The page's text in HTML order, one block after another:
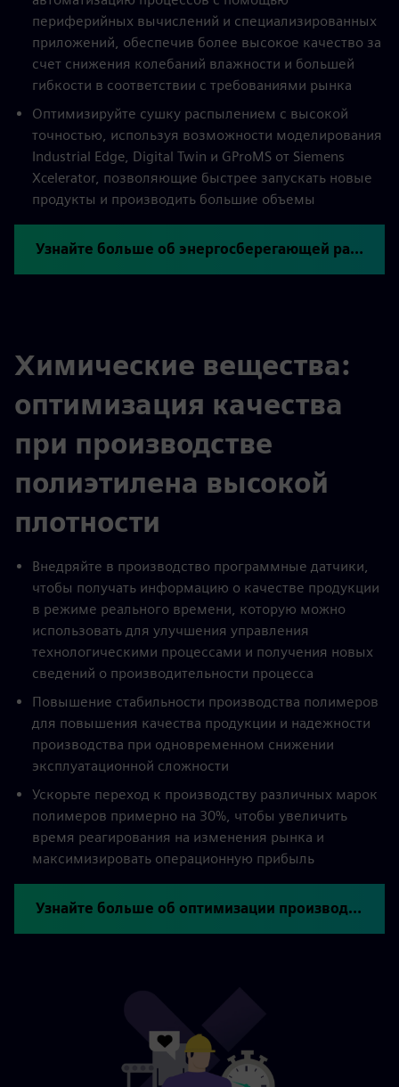
периферийных вычислений и специализированных
приложений, обеспечив более высокое качество за
счет снижения колебаний влажности и большей
гибкости в соответствии с требованиями рынка
Оптимизируйте сушку распылением с высокой
точностью, используя возможности моделирования
Industrial Edge, Digital Twin и GProMS от Siemens
Xcelerator, позволяющие быстрее запускать новые
продукты и производить большие объемы
Узнайте больше об энергосберегающей распылительной сушке
Химические вещества:
оптимизация качества
при производстве
полиэтилена высокой
плотности
Внедряйте в производство программные датчики,
чтобы получать информацию о качестве продукции
в режиме реального времени, которую можно
использовать для улучшения управления
технологическими процессами и получения новых
сведений о производительности процесса
Повышение стабильности производства полимеров
для повышения качества продукции и надежности
производства при одновременном снижении
эксплуатационной сложности
Ускорьте переход к производству различных марок
полимеров примерно на 30%, чтобы увеличить
время реагирования на изменения рынка и
максимизировать операционную прибыль
Узнайте больше об оптимизации производства полимеров